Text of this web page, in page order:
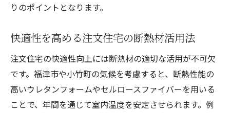
りのポイントとなります。
快適性を高める注文住宅の断熱材活用法
注文住宅の快適性向上には断熱材の適切な活用が不可欠
です。福津市や小竹町の気候を考慮すると、断熱性能の
高いウレタンフォームやセルロースファイバーを用いる
ことで、年間を通じて室内温度を安定させられます。例